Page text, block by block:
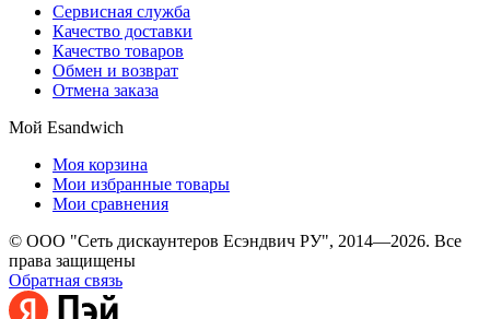
Сервисная служба
Качество доставки
Качество товаров
Обмен и возврат
Отмена заказа
Мой Esandwich
Моя корзина
Мои избранные товары
Мои сравнения
© ООО "Сеть дискаунтеров Есэндвич РУ", 2014—2026. Все
права защищены
Обратная связь